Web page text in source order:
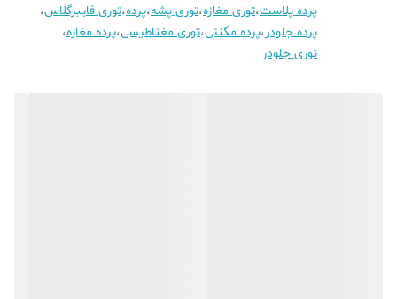
پرده پلاست،توری مغازه،توری پشه،پرده،توری فایبرگلاس،
پرده جلودر،پرده مگنتی،توری مغناطیسی،پرده مغازه،
توری جلودر